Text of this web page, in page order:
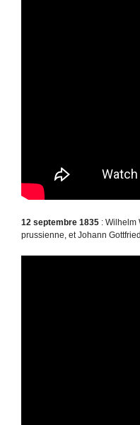
12 septembre 1835 : Wilhelm
prussienne, et Johann